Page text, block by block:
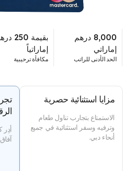
8,000 درهم
إماراتي
الحد الأدنى للراتب
بقيمة 250 درهماً
إماراتياً
مكافأة ترحيبية
مزايا استثنائية حصرية​​
الاستمتاع بتجارب تناول طعام
وترفيه وسفر استثنائية في جميع
أنحاء دبي.
أدِر
آفاق